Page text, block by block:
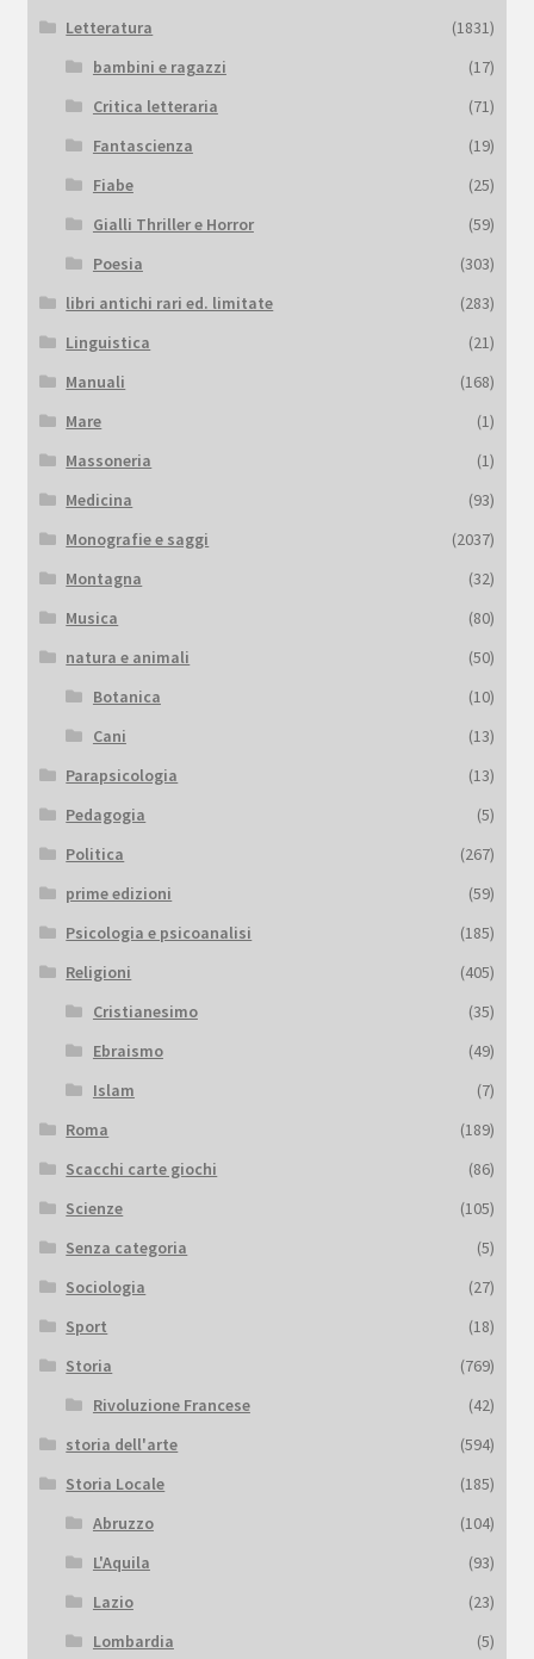
Letteratura
(1831)
bambini e ragazzi
(17)
Critica letteraria
(71)
Fantascienza
(19)
Fiabe
(25)
Gialli Thriller e Horror
(59)
Poesia
(303)
libri antichi rari ed. limitate
(283)
Linguistica
(21)
Manuali
(168)
Mare
(1)
Massoneria
(1)
Medicina
(93)
Monografie e saggi
(2037)
Montagna
(32)
Musica
(80)
natura e animali
(50)
Botanica
(10)
Cani
(13)
Parapsicologia
(13)
Pedagogia
(5)
Politica
(267)
prime edizioni
(59)
Psicologia e psicoanalisi
(185)
Religioni
(405)
Cristianesimo
(35)
Ebraismo
(49)
Islam
(7)
Roma
(189)
Scacchi carte giochi
(86)
Scienze
(105)
Senza categoria
(5)
Sociologia
(27)
Sport
(18)
Storia
(769)
Rivoluzione Francese
(42)
storia dell'arte
(594)
Storia Locale
(185)
Abruzzo
(104)
L'Aquila
(93)
Lazio
(23)
Lombardia
(5)